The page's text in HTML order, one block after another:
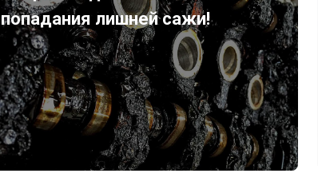
попадания лишней сажи!